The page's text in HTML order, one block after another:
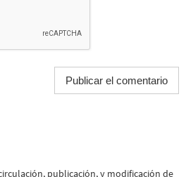
publicación, y modificación de